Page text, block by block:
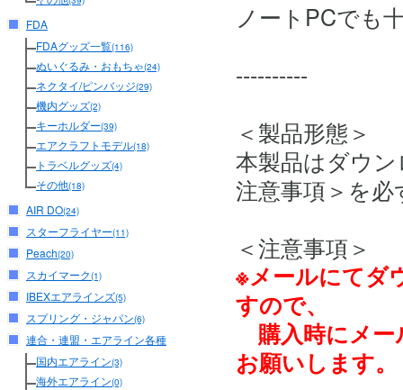
FDA
FDAグッズ一覧(116)
ぬいぐるみ・おもちゃ(24)
ネクタイ/ピンバッジ(29)
機内グッズ(2)
キーホルダー(39)
エアクラフトモデル(18)
トラベルグッズ(4)
その他(18)
AIR DO(24)
スターフライヤー(11)
Peach(20)
スカイマーク(1)
IBEXエアラインズ(5)
スプリング・ジャパン(6)
連合・連盟・エアライン各種
国内エアライン(3)
海外エアライン(0)
ノートPCでも
----------
＜製品形態＞
本製品はダウ
注意事項＞を
＜注意事項＞
※メールにてダ
すので、
購入時にメー
お願いします。